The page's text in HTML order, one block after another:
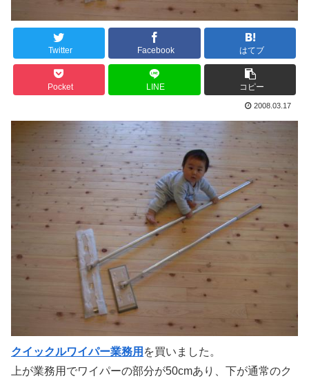
Twitter Facebook はてブ
Pocket LINE コピー
2008.03.17
クイックルワイパー業務用 を買いました。
上が業務用でワイパーの部分が50cmあり、下が通常のク